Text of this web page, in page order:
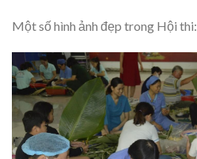
Một số hình ảnh đẹp trong Hội thi: